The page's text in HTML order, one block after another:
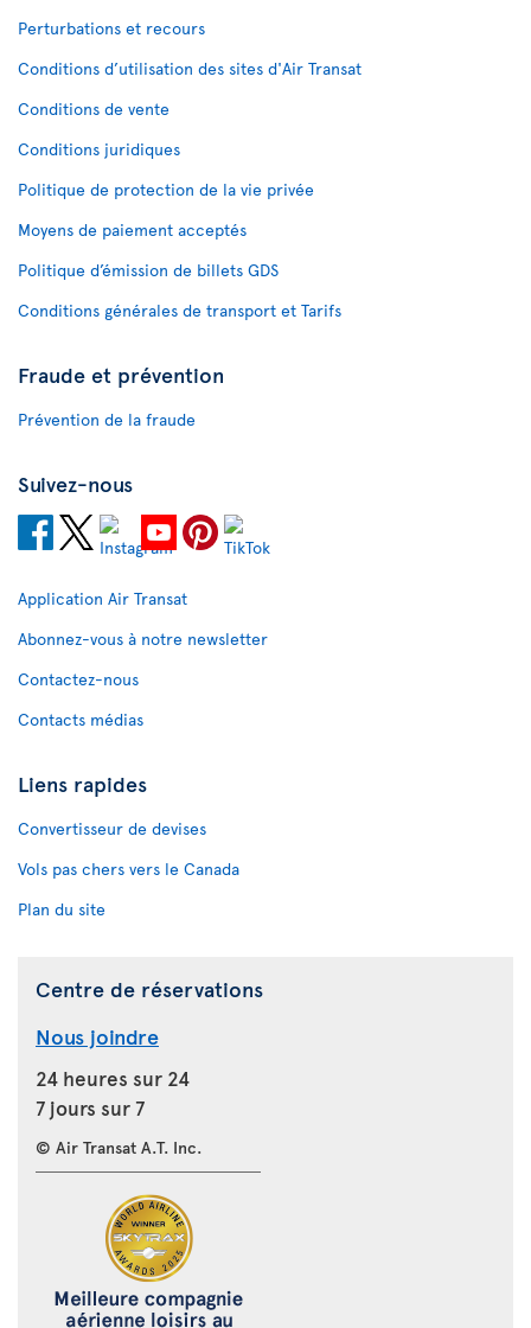
Perturbations et recours
Conditions d’utilisation des sites d'Air Transat
Conditions de vente
Conditions juridiques
Politique de protection de la vie privée
Moyens de paiement acceptés
Politique d’émission de billets GDS
Conditions générales de transport et Tarifs
Fraude et prévention
Prévention de la fraude
Suivez-nous
Application Air Transat
Abonnez-vous à notre newsletter
Contactez-nous
Contacts médias
Liens rapides
Convertisseur de devises
Vols pas chers vers le Canada
Plan du site
Centre de réservations
Nous joindre
24 heures sur 24
7 jours sur 7
© Air Transat A.T. Inc.